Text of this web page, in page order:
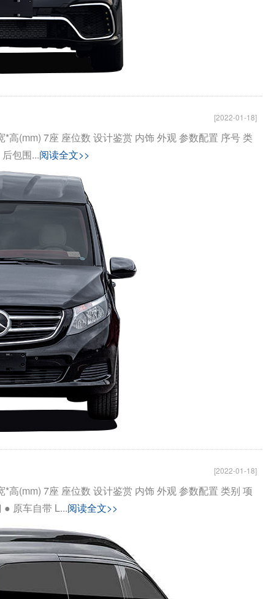
[2022-01-18]
高(mm) 7座 座位数 设计鉴赏 内饰 外观 参数配置 序号 类
包围...阅读全文>>
[2022-01-18]
(mm) 7座 座位数 设计鉴赏 内饰 外观 参数配置 类别 项
原车自带 L...阅读全文>>